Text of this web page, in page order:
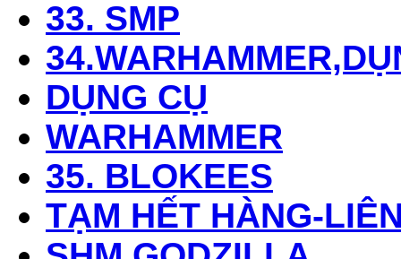
33. SMP
DỤNG CỤ
WARHAMMER
35. BLOKEES
TẠM HẾT HÀNG-